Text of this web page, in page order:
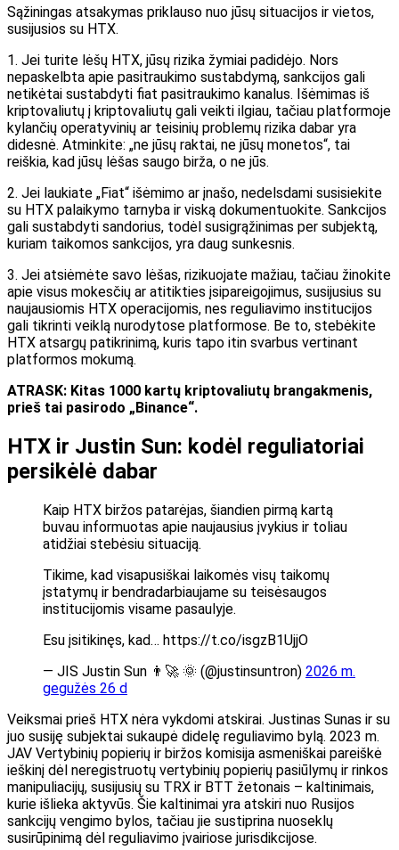
Sąžiningas atsakymas priklauso nuo jūsų situacijos ir vietos,
susijusios su HTX.
1. Jei turite lėšų HTX, jūsų rizika žymiai padidėjo. Nors
nepaskelbta apie pasitraukimo sustabdymą, sankcijos gali
netikėtai sustabdyti fiat pasitraukimo kanalus. Išėmimas iš
kriptovaliutų į kriptovaliutų gali veikti ilgiau, tačiau platformoje
kylančių operatyvinių ar teisinių problemų rizika dabar yra
didesnė. Atminkite: „ne jūsų raktai, ne jūsų monetos“, tai
reiškia, kad jūsų lėšas saugo birža, o ne jūs.
2. Jei laukiate „Fiat“ išėmimo ar įnašo, nedelsdami susisiekite
su HTX palaikymo tarnyba ir viską dokumentuokite. Sankcijos
gali sustabdyti sandorius, todėl susigrąžinimas per subjektą,
kuriam taikomos sankcijos, yra daug sunkesnis.
3. Jei atsiėmėte savo lėšas, rizikuojate mažiau, tačiau žinokite
apie visus mokesčių ar atitikties įsipareigojimus, susijusius su
naujausiomis HTX operacijomis, nes reguliavimo institucijos
gali tikrinti veiklą nurodytose platformose. Be to, stebėkite
HTX atsargų patikrinimą, kuris tapo itin svarbus vertinant
platformos mokumą.
ATRASK: Kitas 1000 kartų kriptovaliutų brangakmenis,
prieš tai pasirodo „Binance“.
HTX ir Justin Sun: kodėl reguliatoriai
persikėlė dabar
Kaip HTX biržos patarėjas, šiandien pirmą kartą
buvau informuotas apie naujausius įvykius ir toliau
atidžiai stebėsiu situaciją.
Tikime, kad visapusiškai laikomės visų taikomų
įstatymų ir bendradarbiaujame su teisėsaugos
institucijomis visame pasaulyje.
Esu įsitikinęs, kad… https://t.co/isgzB1UjjO
— JIS Justin Sun 👨‍🚀 🌞 (@justinsuntron) 2026 m.
gegužės 26 d
Veiksmai prieš HTX nėra vykdomi atskirai. Justinas Sunas ir su
juo susiję subjektai sukaupė didelę reguliavimo bylą. 2023 m.
JAV Vertybinių popierių ir biržos komisija asmeniškai pareiškė
ieškinį dėl neregistruotų vertybinių popierių pasiūlymų ir rinkos
manipuliacijų, susijusių su TRX ir BTT žetonais – kaltinimais,
kurie išlieka aktyvūs. Šie kaltinimai yra atskiri nuo Rusijos
sankcijų vengimo bylos, tačiau jie sustiprina nuoseklų
susirūpinimą dėl reguliavimo įvairiose jurisdikcijose.